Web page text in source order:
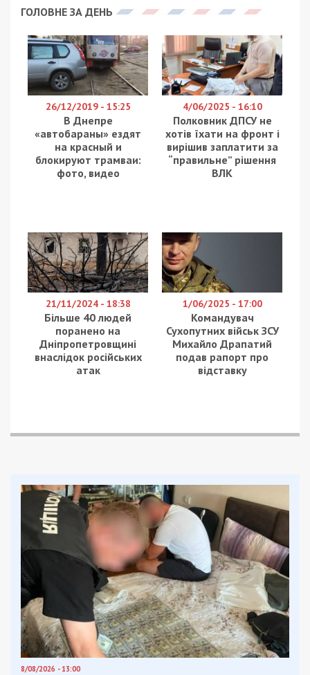
ГОЛОВНЕ ЗА ДЕНЬ
26/12/2019 - 15:25
В Днепре
«автобараны» ездят
на красный и
блокируют трамваи:
фото, видео
4/06/2025 - 16:10
Полковник ДПСУ не
хотів їхати на фронт і
вирішив заплатити за
“правильне” рішення
ВЛК
21/11/2024 - 18:38
Більше 40 людей
поранено на
Дніпропетровщині
внаслідок російських
атак
1/06/2025 - 17:00
Командувач
Сухопутних військ ЗСУ
Михайло Драпатий
подав рапорт про
відставку
8/08/2026 - 13:00